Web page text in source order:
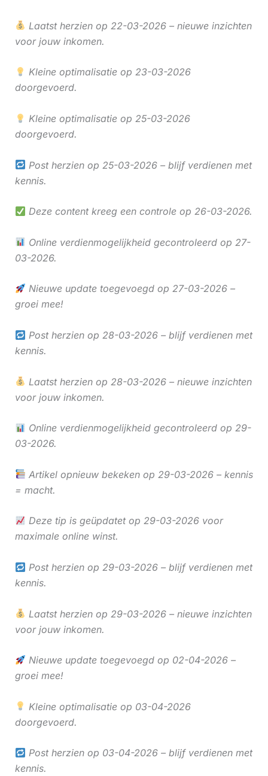
Laatst herzien op 22-03-2026 – nieuwe inzichten
voor jouw inkomen.
Kleine optimalisatie op 23-03-2026
doorgevoerd.
Kleine optimalisatie op 25-03-2026
doorgevoerd.
Post herzien op 25-03-2026 – blijf verdienen met
kennis.
Deze content kreeg een controle op 26-03-2026.
Online verdienmogelijkheid gecontroleerd op 27-
03-2026.
Nieuwe update toegevoegd op 27-03-2026 –
groei mee!
Post herzien op 28-03-2026 – blijf verdienen met
kennis.
Laatst herzien op 28-03-2026 – nieuwe inzichten
voor jouw inkomen.
Online verdienmogelijkheid gecontroleerd op 29-
03-2026.
Artikel opnieuw bekeken op 29-03-2026 – kennis
= macht.
Deze tip is geüpdatet op 29-03-2026 voor
maximale online winst.
Post herzien op 29-03-2026 – blijf verdienen met
kennis.
Laatst herzien op 29-03-2026 – nieuwe inzichten
voor jouw inkomen.
Nieuwe update toegevoegd op 02-04-2026 –
groei mee!
Kleine optimalisatie op 03-04-2026
doorgevoerd.
Post herzien op 03-04-2026 – blijf verdienen met
kennis.